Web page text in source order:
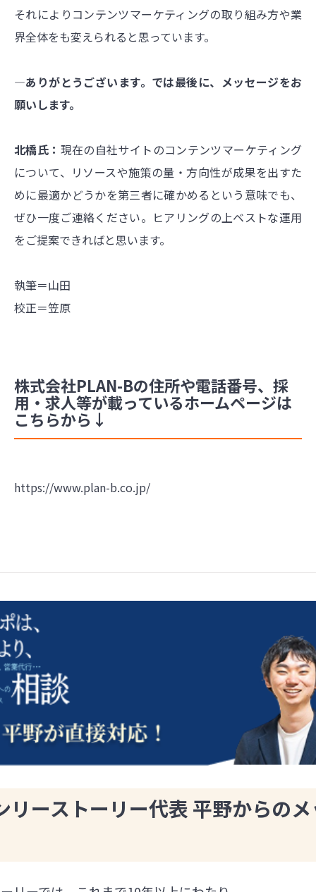
それによりコンテンツマーケティングの取り組み方や業
界全体をも変えられると思っています。
―ありがとうございます。では最後に、メッセージをお
願いします。
北橋氏： 現在の自社サイトのコンテンツマーケティング
について、リソースや施策の量・方向性が成果を出すた
めに最適かどうかを第三者に確かめるという意味でも、
ぜひ一度ご連絡ください。ヒアリングの上ベストな運用
をご提案できればと思います。
執筆＝山田
校正＝笠原
株式会社PLAN-Bの住所や電話番号、採
用・求人等が載っているホームページは
こちらから↓
https://www.plan-b.co.jp/
リーストーリー代表 平野からの